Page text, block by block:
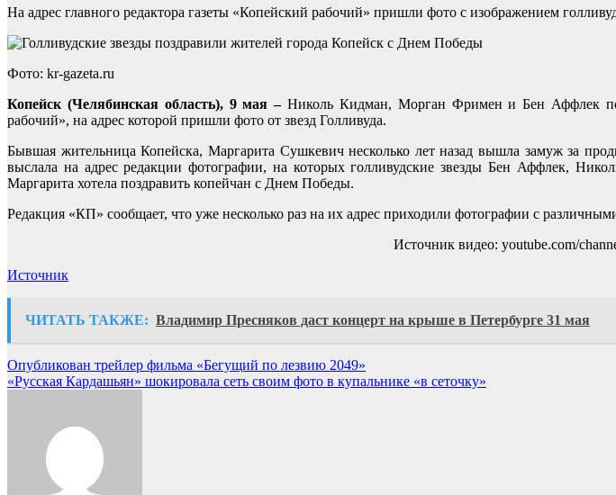
На адрес главного редактора газеты «Копейский рабочий» пришли фото с изображением
Фото: kr-gazeta.ru
Копейск (Челябинская область), 9 мая –Николь Кидман, Морган Фримен и Бен Аффлек
рабочий», на адрес которой пришли фото от звезд Голливуда.
Бывшая жительница Копейска, Маргарита Сушкевич несколько лет назад вышла замуж за
выслала на адрес редакции фотографии, на которых голливудские звезды Бен Аффлек,
Маргарита хотела поздравить копейчан с Днем Победы.
Редакция «КП» сообщает, что уже несколько раз на их адрес приходили фотографии с
Источник видео: youtube.com/
Источник
ЧИТАТЬ ТАКЖЕ: Владимир Пресняков даст концерт на крыше в Петербурге 31 мая
Навигация
по
Опубликован трейлер фильма «Бегущий по лезвию 2049»
«Русская Кардашьян» шокировала сеть своим фото в купальнике «в сеточку»